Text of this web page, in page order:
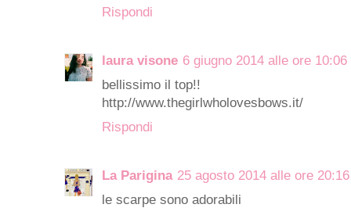
Rispondi
laura visone 6 giugno 2014 alle ore 10:06
bellissimo il top!!
http://www.thegirlwholovesbows.it/
Rispondi
La Parigina 25 agosto 2014 alle ore 20:16
le scarpe sono adorabili